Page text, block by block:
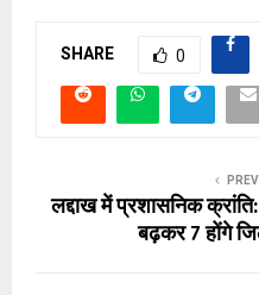
SHARE 0
लद्दाख में प्रशासनिक
बढ़कर 7 होंगे